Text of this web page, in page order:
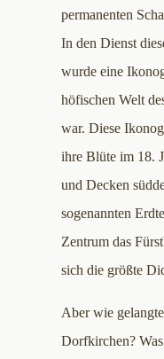
permanenten
In den Dienst
wurde eine
höfischen Welt
war. Diese
ihre Blüte im 18.
und Decken
sogenannten
Zentrum das
sich die größte
Aber wie
Dorfkirchen?